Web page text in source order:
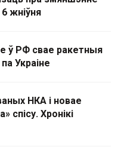
6 жніўня
ў РФ свае ракетныя
Украіне
НКА і новае
спісу. Хронікі